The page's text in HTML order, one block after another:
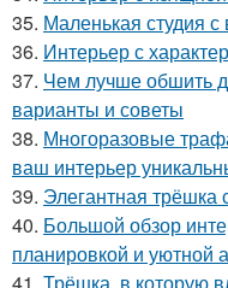
35. Маленькая студия
36. Интерьер с
37. Чем лучше обшить
варианты и советы
38. Многоразовые
ваш интерьер
39. Элегантная трёшка
40. Большой обзор
планировкой и уютной